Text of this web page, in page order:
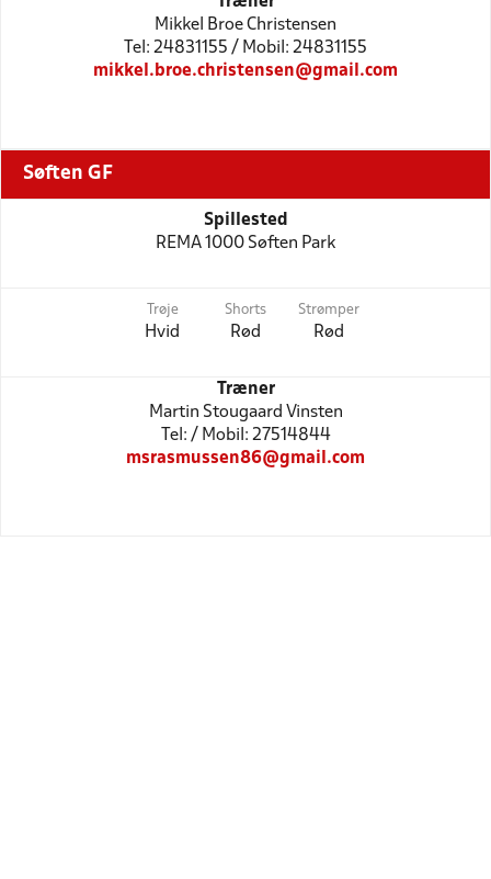
Mikkel Broe Christensen
Tel: 24831155 / Mobil: 24831155
mikkel.broe.christensen@gmail.com
Søften GF
Spillested
REMA 1000 Søften Park
Trøje
Hvid
Shorts
Rød
Strømper
Rød
Træner
Martin Stougaard Vinsten
Tel: / Mobil: 27514844
msrasmussen86@gmail.com